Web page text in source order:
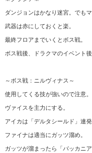
ダンジョンはかなり迷宮。でも
武器は赤にしておくと楽。
最終フロアまでいくとボス戦。
ボス戦後、ドラクマのイベント
～ボス戦：ニルヴィナス～
使用してくる技が強いので注意。
ヴァイスを主力にする。
アイカは「デルタシールド」連
ファイナは適当にガッツ溜め。
ガッツが溜まったら「バッカニア